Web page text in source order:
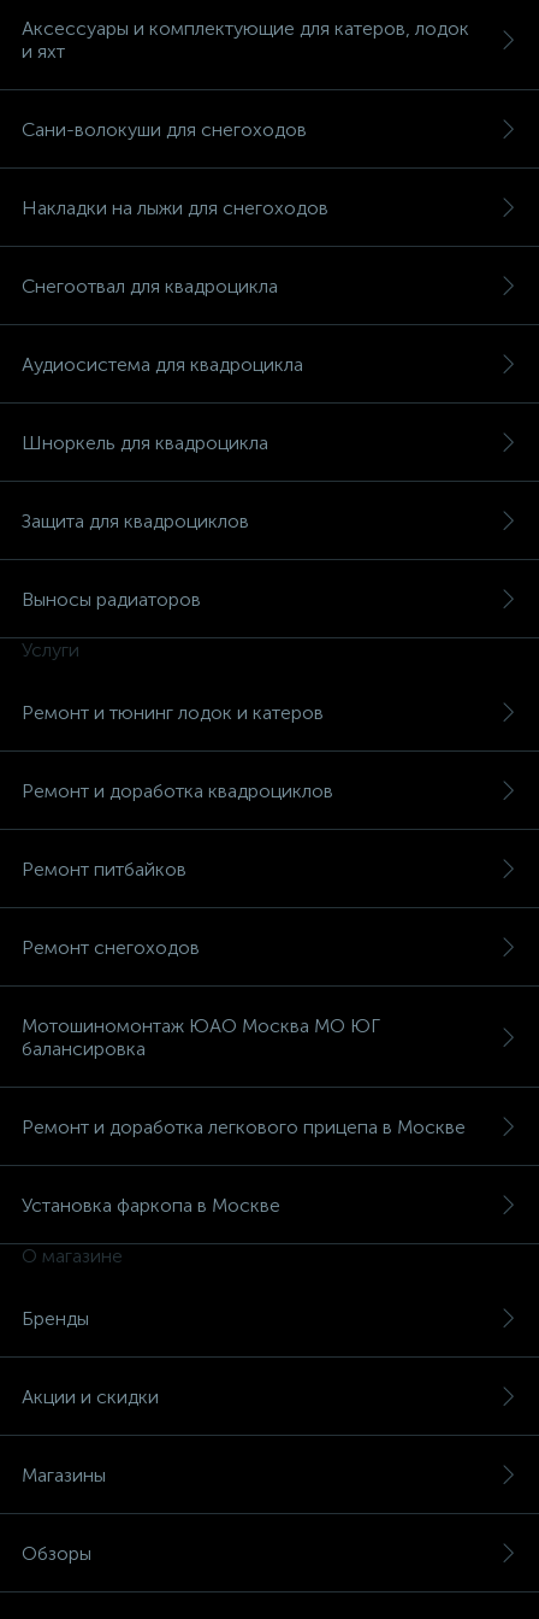
Аксессуары и комплектующие для катеров, лодок
и яхт
Сани-волокуши для снегоходов
Накладки на лыжи для снегоходов
Снегоотвал для квадроцикла
Аудиосистема для квадроцикла
Шноркель для квадроцикла
Защита для квадроциклов
Выносы радиаторов
Услуги
Ремонт и тюнинг лодок и катеров
Ремонт и доработка квадроциклов
Ремонт питбайков
Ремонт снегоходов
Мотошиномонтаж ЮАО Москва МО ЮГ
балансировка
Ремонт и доработка легкового прицепа в Москве
Установка фаркопа в Москве
О магазине
Бренды
Акции и скидки
Магазины
Обзоры